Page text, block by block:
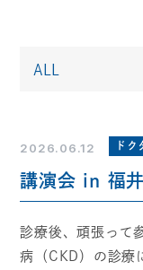
2026.06.12 ドク
講演会 in 福井
診療後、頑張って
病（CKD）の診療